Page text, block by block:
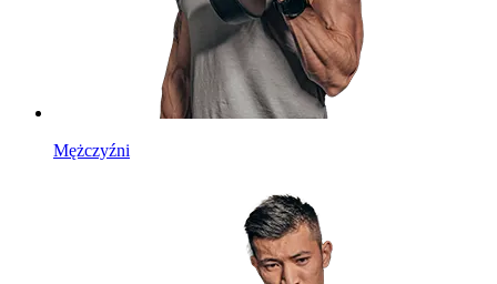
Mężczyźni